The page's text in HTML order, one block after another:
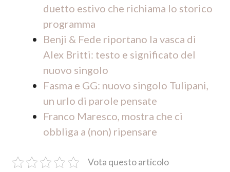
duetto estivo che richiama lo storico
programma
Benji & Fede riportano la vasca di
Alex Britti: testo e significato del
nuovo singolo
Fasma e GG: nuovo singolo Tulipani,
un urlo di parole pensate
Franco Maresco, mostra che ci
obbliga a (non) ripensare
Vota questo articolo